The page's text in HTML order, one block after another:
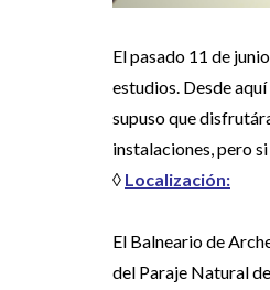
El pasado 11 de
estudios. Desde
supuso que
instalaciones, pero
◊ Localización:
El Balneario de
del Paraje Natural